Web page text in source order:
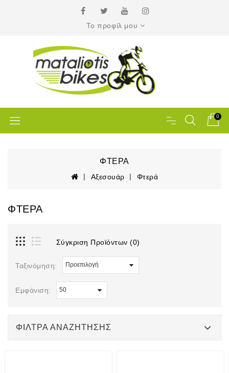
Το προφίλ μου
0
ΦΤΕΡΆ
Αξεσουάρ Φτερά
ΦΤΕΡΆ
Σύγκριση Προϊόντων (0)
Ταξινόμηση:
Εμφάνιση:
ΦΊΛΤΡΑ ΑΝΑΖΉΤΗΣΗΣ